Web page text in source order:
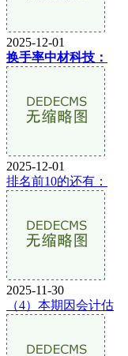
2025-12-01
换手率中材科技：
2025-12-01
排名前10的还有：
2025-11-30
（4）本期因会计估